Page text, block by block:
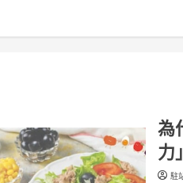
為
力
駐